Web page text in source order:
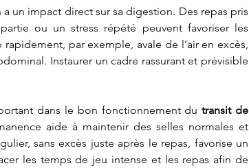
un impact direct sur sa digestion. Des repas pris
par exemple, avale de l’air en excès,
Instaurer un cadre rassurant et prévisible
dans le bon fonctionnement du transit de
aide à maintenir des selles normales et
sans excès juste après le repas, favorise un
les temps de jeu intense et les repas afin de